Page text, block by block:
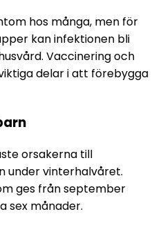
hos många, men för
kan infektionen bli
Vaccinering och
delar i att förebygga
orsakerna till
under vinterhalvåret.
ges från september
sex månader.